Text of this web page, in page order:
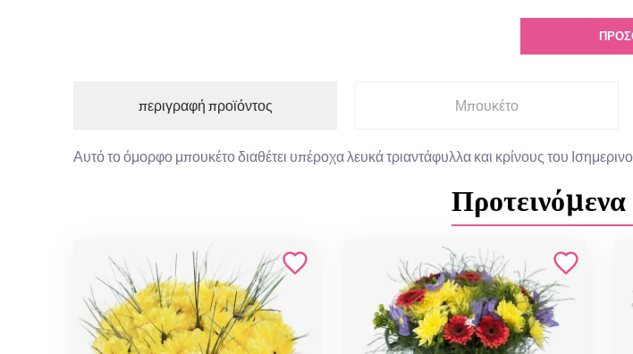
περιγραφή προϊόντος Μπουκέτο
Αυτό το όμορφο μπουκέτο διαθέτει υπέροχα λευκά τριαντάφυλλα και κρίνους του